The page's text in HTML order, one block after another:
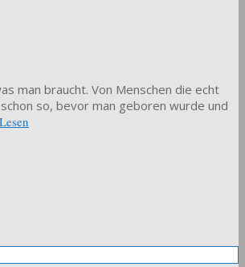
man braucht. Von Menschen die echt
so, bevor man geboren wurde und